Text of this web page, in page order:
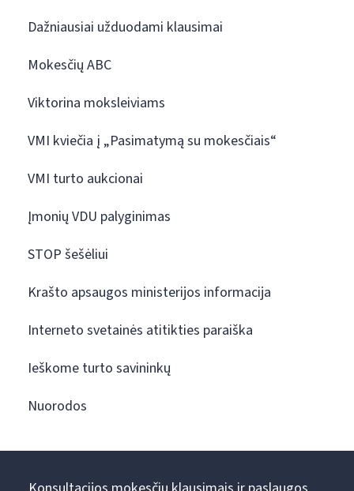
Dažniausiai užduodami klausimai
Mokesčių ABC
Viktorina moksleiviams
VMI kviečia į „Pasimatymą su mokesčiais“
VMI turto aukcionai
Įmonių VDU palyginimas
STOP šešėliui
Krašto apsaugos ministerijos informacija
Interneto svetainės atitikties paraiška
Ieškome turto savininkų
Nuorodos